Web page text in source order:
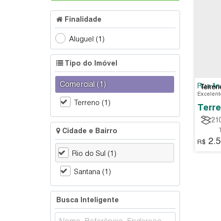
Finalidade
Aluguel (1)
Tipo do Imóvel
Comercial (1)
Terreno (1)
Cidade e Bairro
Rio do Sul (1)
Santana (1)
Busca Inteligente
R$
Rua